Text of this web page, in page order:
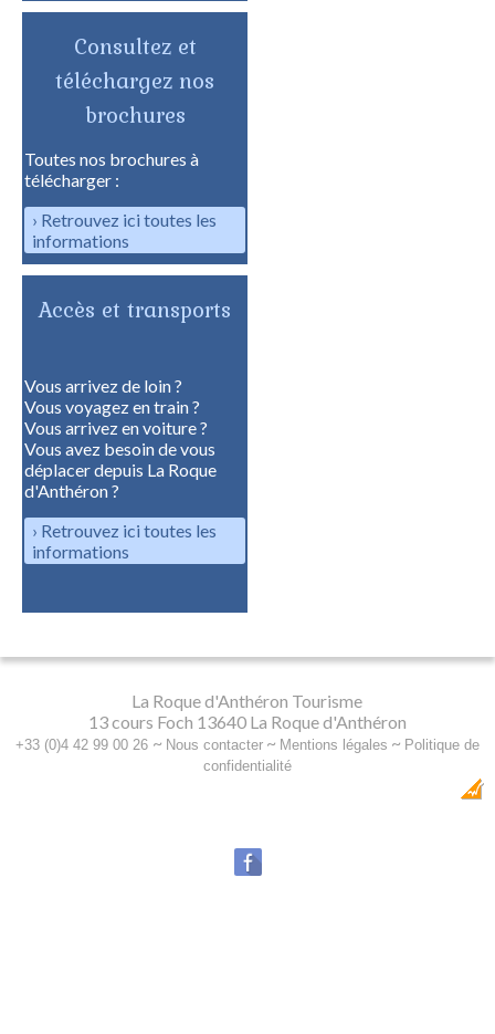
Consultez et
téléchargez nos
brochures
Toutes nos brochures à
télécharger :
Retrouvez ici toutes les
informations
Accès et transports
Vous arrivez de loin ?
Vous voyagez en train ?
Vous arrivez en voiture ?
Vous avez besoin de vous
déplacer depuis La Roque
d'Anthéron ?
Retrouvez ici toutes les
informations
La Roque d'Anthéron Tourisme
13 cours Foch 13640 La Roque d'Anthéron
+33 (0)4 42 99 00 26 ~ Nous contacter~ Mentions légales ~ Politique de
confidentialité